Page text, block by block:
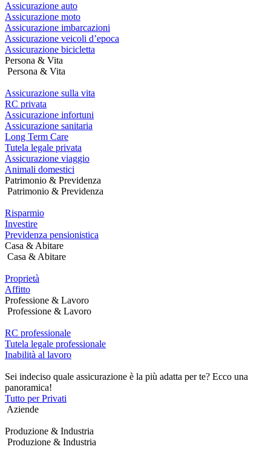
Assicurazione auto
Assicurazione moto
Assicurazione imbarcazioni
Assicurazione veicoli d’epoca
Assicurazione bicicletta
Persona & Vita
Persona & Vita
Assicurazione sulla vita
RC privata
Assicurazione infortuni
Assicurazione sanitaria
Long Term Care
Tutela legale privata
Assicurazione viaggio
Animali domestici
Patrimonio & Previdenza
Patrimonio & Previdenza
Risparmio
Investire
Previdenza pensionistica
Casa & Abitare
Casa & Abitare
Proprietà
Affitto
Professione & Lavoro
Professione & Lavoro
RC professionale
Tutela legale professionale
Inabilità al lavoro
Sei indeciso quale assicurazione è la più adatta per te? Ecco una
panoramica!
Tutto per Privati
Aziende
Produzione & Industria
Produzione & Industria